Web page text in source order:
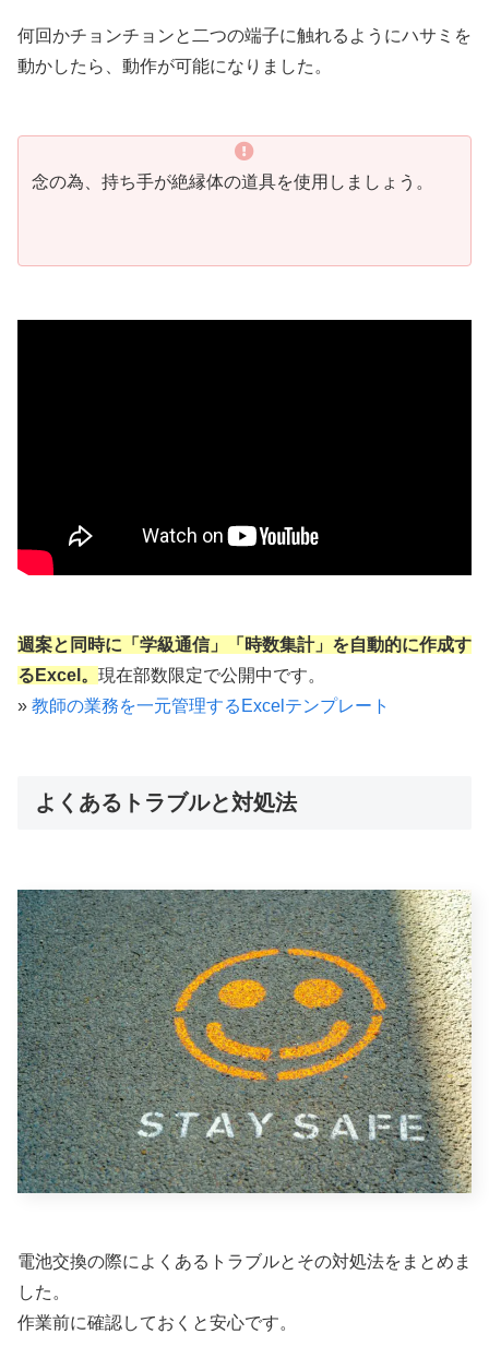
何回かチョンチョンと二つの端子に触れるようにハサミを
動かしたら、動作が可能になりました。
念の為、持ち手が絶縁体の道具を使用しましょう。
週案と同時に「学級通信」「時数集計」を自動的に作成す
るExcel。 現在部数限定で公開中です。
» 教師の業務を一元管理するExcelテンプレート
よくあるトラブルと対処法
電池交換の際によくあるトラブルとその対処法をまとめま
した。
作業前に確認しておくと安心です。